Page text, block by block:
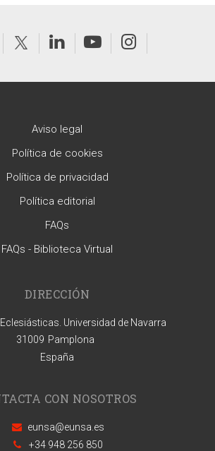
Aviso legal
Política de cookies
Política de privacidad
Política editorial
FAQs
FAQs - Biblioteca Virtual
DIRECCIÓN
Universidad de Navarra
31009 Pamplona
España
CON NOSOTROS
eunsa@eunsa.es
+34 948 256 850